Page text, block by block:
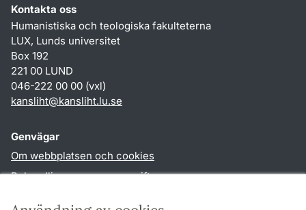
Kontakta oss
Humanistiska och teologiska fakulteterna
LUX, Lunds universitet
Box 192
221 00 LUND
046-222 00 00 (vxl)
kansliht@kansliht.lu.se
Genvägar
Om webbplatsen och cookies
Behandling av personuppgifter